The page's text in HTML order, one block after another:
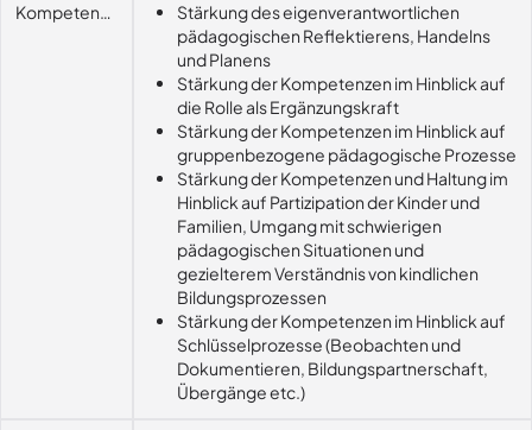
Kompetenzerwerb
Stärkung des eigenverantwortlichen
pädagogischen Reflektierens, Handelns
und Planens
Stärkung der Kompetenzen im Hinblick auf
die Rolle als Ergänzungskraft
Stärkung der Kompetenzen im Hinblick auf
gruppenbezogene pädagogische Prozesse
Stärkung der Kompetenzen und Haltung im
Hinblick auf Partizipation der Kinder und
Familien, Umgang mit schwierigen
pädagogischen Situationen und
gezielterem Verständnis von kindlichen
Bildungsprozessen
Stärkung der Kompetenzen im Hinblick auf
Schlüsselprozesse (Beobachten und
Dokumentieren, Bildungspartnerschaft,
Übergänge etc.)